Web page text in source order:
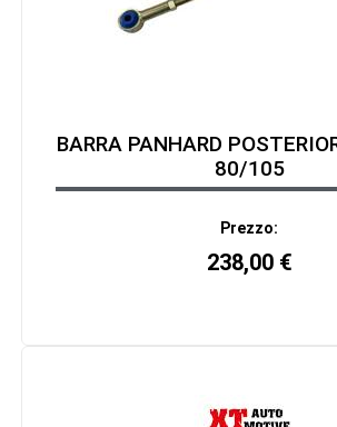
BARRA PANHARD
80/105
Prezzo:
238,00 €